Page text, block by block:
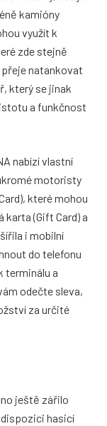
kamióny
využít k
zde stejně
přeje natankovat
který se jinak
a funkčnost
nabízí vlastní
motoristy
které mohou
(Gift Card) a
i mobilní
do telefonu
terminálu a
odečte sleva,
za určité
ještě zářilo
hasicí